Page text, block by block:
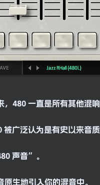
，480 一直是所有其他混
广泛认为是有史以来音
声音”。
原生地引入你的混音中。